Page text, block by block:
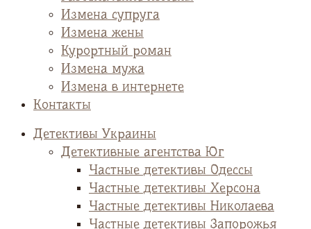
Измена супруга
Измена жены
Курортный роман
Измена мужа
Измена в интернете
Контакты
Детективы Украины
Детективные агентства Юг
Частные детективы Одессы
Частные детективы Херсона
Частные детективы Николаева
Частные детективы Запорожья